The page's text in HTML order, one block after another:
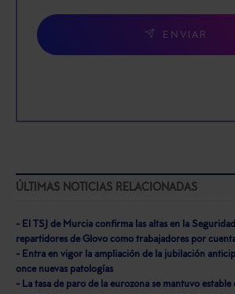
ENVIAR
ÚLTIMAS NOTICIAS RELACIONADAS
- El TSJ de Murcia confirma las altas en la
repartidores de Glovo como trabajadores por
- Entra en vigor la ampliación de la jubilación
once nuevas patologías
- La tasa de paro de la eurozona se mantuvo